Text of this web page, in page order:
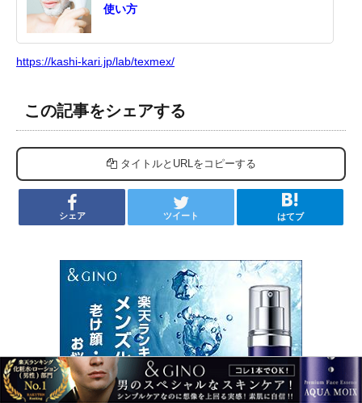
使い方
https://kashi-kari.jp/lab/texmex/
この記事をシェアする
タイトルとURLをコピーする
シェア ツイート はてブ